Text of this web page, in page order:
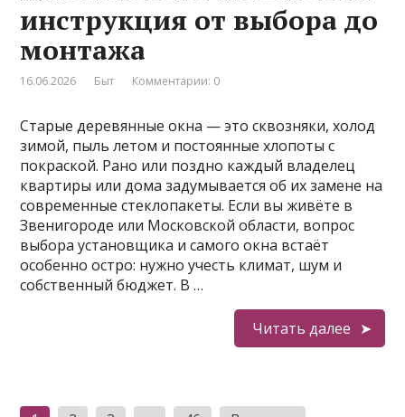
инструкция от выбора до
монтажа
16.06.2026 Быт Комментарии: 0
Старые деревянные окна — это сквозняки, холод
зимой, пыль летом и постоянные хлопоты с
покраской. Рано или поздно каждый владелец
квартиры или дома задумывается об их замене на
современные стеклопакеты. Если вы живёте в
Звенигороде или Московской области, вопрос
выбора установщика и самого окна встаёт
особенно остро: нужно учесть климат, шум и
собственный бюджет. В …
Читать далее